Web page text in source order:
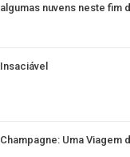
algumas nuvens neste fim
Insaciável
Champagne: Uma Viagem